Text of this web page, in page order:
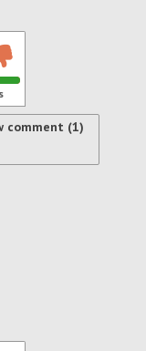
comment (1)